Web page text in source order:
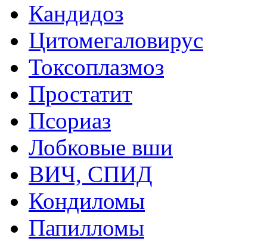
Кандидоз
Цитомегаловирус
Токсоплазмоз
Простатит
Псориаз
Лобковые вши
ВИЧ, СПИД
Кондиломы
Папилломы